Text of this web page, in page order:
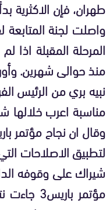
واصلت لجنة المتابعة
المرحلة المقبلة اذا
منذ حوالى شهرين.
مناسبة اعرب خلالها
وقال ان نجاح مؤتمر
لتطبيق الاصلاحات
شيراك على وقوفه
مؤتمر